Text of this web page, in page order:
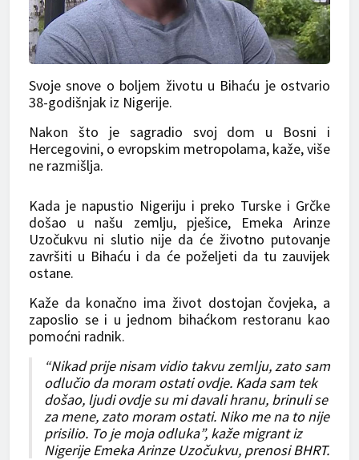
Svoje snove o boljem životu u Bihaću je ostvario
38-godišnjak iz Nigerije.
Nakon što je sagradio svoj dom u Bosni i
Hercegovini, o evropskim metropolama, kaže, više
ne razmišlja.
Kada je napustio Nigeriju i preko Turske i Grčke
došao u našu zemlju, pješice, Emeka Arinze
Uzočukvu ni slutio nije da će životno putovanje
završiti u Bihaću i da će poželjeti da tu zauvijek
ostane.
Kaže da konačno ima život dostojan čovjeka, a
zaposlio se i u jednom bihaćkom restoranu kao
pomoćni radnik.
“Nikad prije nisam vidio takvu zemlju, zato sam
odlučio da moram ostati ovdje. Kada sam tek
došao, ljudi ovdje su mi davali hranu, brinuli se
za mene, zato moram ostati. Niko me na to nije
prisilio. To je moja odluka”, kaže migrant iz
Nigerije Emeka Arinze Uzočukvu, prenosiBHRT.